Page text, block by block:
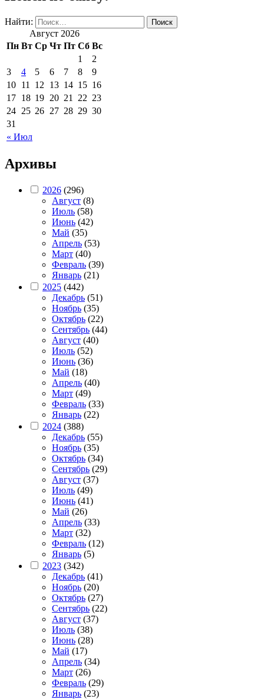
Найти:
Август 2026
Пн Вт Ср Чт Пт Сб Вс
« Июл
1
2
3
4 5 6 7 8
9
10 11 12 13 14 15 16
17 18 19 20 21 22 23
24 25 26 27 28 29 30
31
Архивы
2026 (296)
Август (8)
Июль (58)
Июнь (42)
Май (35)
Апрель (53)
Март (40)
Февраль (39)
Январь (21)
2025 (442)
Декабрь (51)
Ноябрь (35)
Октябрь (22)
Сентябрь (44)
Август (40)
Июль (52)
Июнь (36)
Май (18)
Апрель (40)
Март (49)
Февраль (33)
Январь (22)
2024 (388)
Декабрь (55)
Ноябрь (35)
Октябрь (34)
Сентябрь (29)
Август (37)
Июль (49)
Июнь (41)
Май (26)
Апрель (33)
Март (32)
Февраль (12)
Январь (5)
2023 (342)
Декабрь (41)
Ноябрь (20)
Октябрь (27)
Сентябрь (22)
Август (37)
Июль (38)
Июнь (28)
Май (17)
Апрель (34)
Март (26)
Февраль (29)
Январь (23)